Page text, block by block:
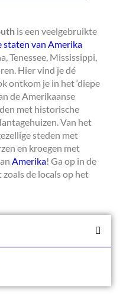
is een veelgebruikte
staten van Amerika
Tenessee, Mississippi,
Hier vind je dé
ontkom je in het ‘diepe
de Amerikaanse
met historische
Van het
steden met
en kroegen met
Amerika! Ga op in de
de locals op het